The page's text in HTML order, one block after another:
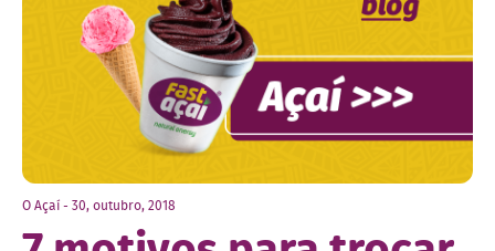
O Açaí - 30, outubro, 2018